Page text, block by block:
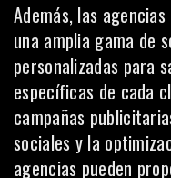
Además, las
una amplia gama de
personalizadas para
específicas de cada
campañas
sociales y la
agencias pueden